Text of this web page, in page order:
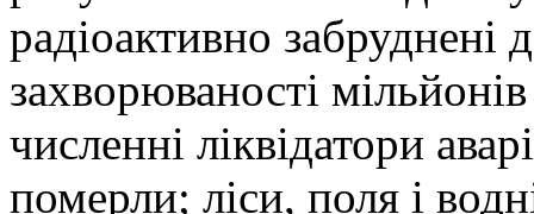
радіоактивно забруднені
захворюваності
численні ліквідатори
померли; ліси, поля і